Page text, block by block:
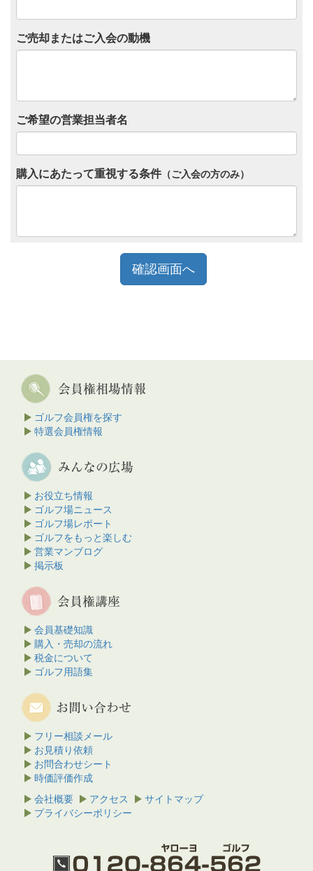
ご売却またはご入会の動機
ご希望の営業担当者名
購入にあたって重視する条件（ご入会の方のみ）
ゴルフ会員権を探す
特選会員権情報
お役立ち情報
ゴルフ場ニュース
ゴルフ場レポート
ゴルフをもっと楽しむ
営業マンブログ
掲示板
会員基礎知識
購入・売却の流れ
税金について
ゴルフ用語集
フリー相談メール
お見積り依頼
お問合わせシート
時価評価作成
会社概要
アクセス
サイトマップ
プライバシーポリシー